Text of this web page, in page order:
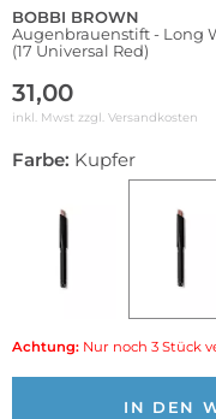
BOBBI BROWN
Augenbrauenstift - Long
(17 Universal Red)
31,00
inkl. Mwst zzgl. Versandkosten
Farbe: Kupfer
Achtung: Nur noch 3 Stück
IN DEN